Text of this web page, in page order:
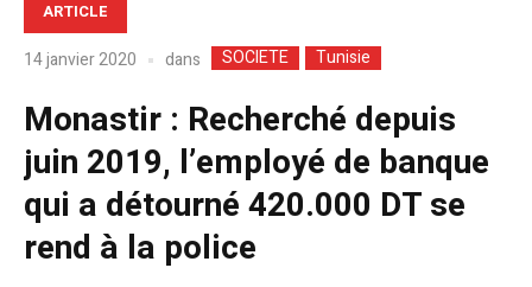
ARTICLE
14 janvier 2020 dans SOCIETE Tunisie
Monastir : Recherché depuis
juin 2019, l’employé de banque
qui a détourné 420.000 DT se
rend à la police